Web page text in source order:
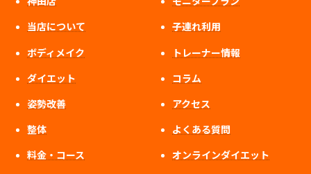
当店について
ボディメイク
ダイエット
姿勢改善
整体
料金・コース
子連れ利用
トレーナー情報
コラム
アクセス
よくある質問
オンラインダイエット